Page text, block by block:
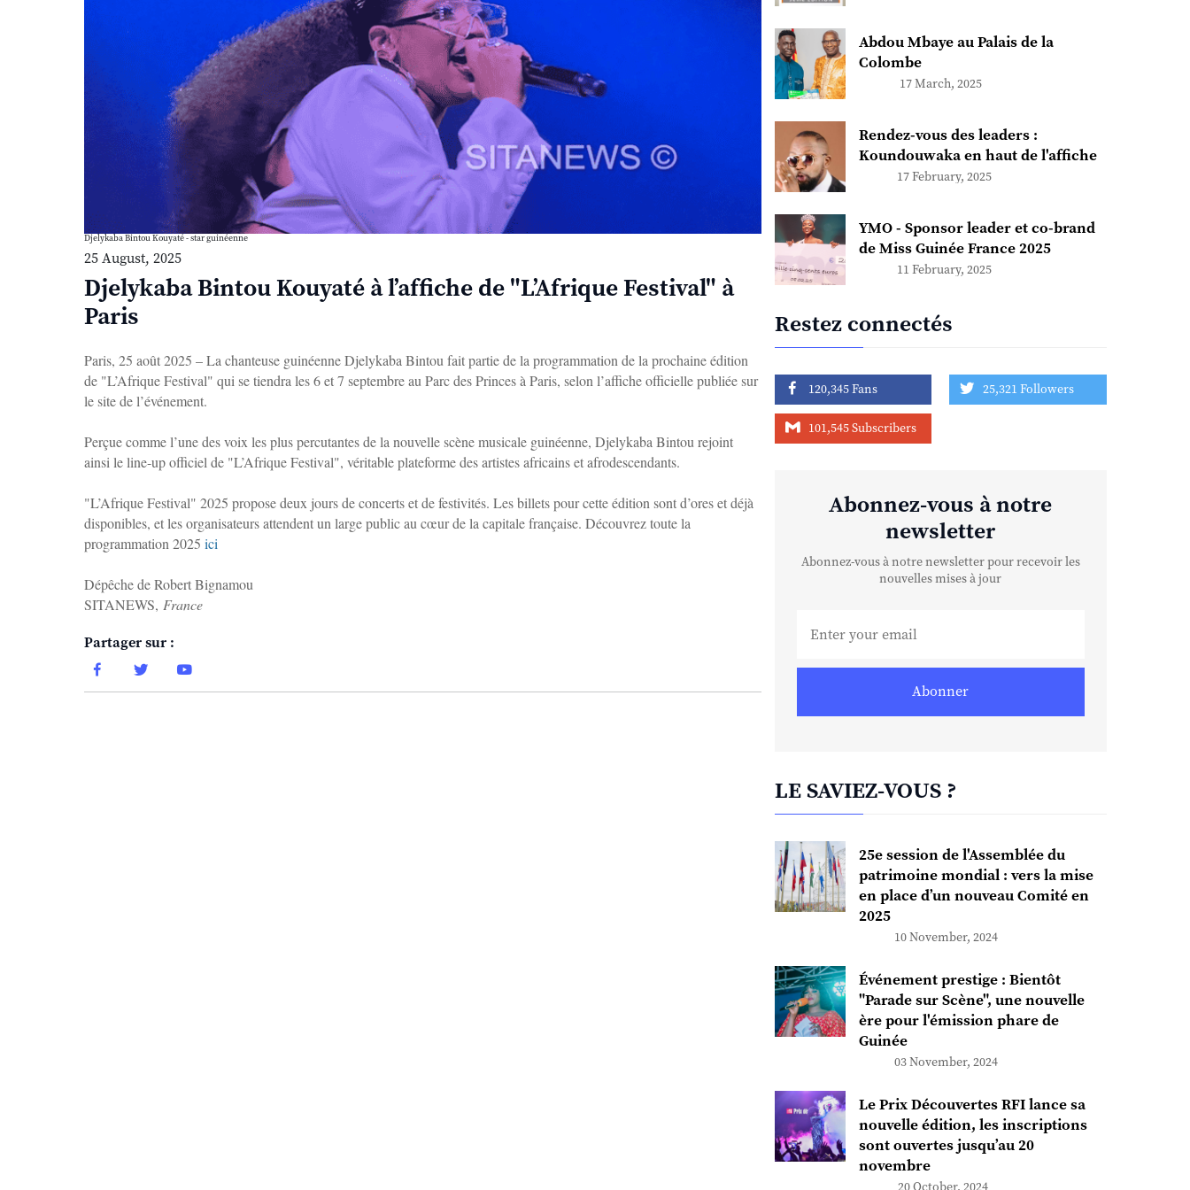
Djelykaba Bintou Kouyaté - star guinéenne
25 August, 2025
Djelykaba Bintou Kouyaté à l’affiche de "L’Afrique Festival" à
Paris
Paris, 25 août 2025 – La chanteuse guinéenne Djelykaba Bintou fait partie de la programmation de la prochaine édition
de "L’Afrique Festival" qui se tiendra les 6 et 7 septembre au Parc des Princes à Paris, selon l’affiche officielle publiée sur
le site de l’événement.
Perçue comme l’une des voix les plus percutantes de la nouvelle scène musicale guinéenne, Djelykaba Bintou rejoint
ainsi le line-up officiel de "L’Afrique Festival", véritable plateforme des artistes africains et afrodescendants.
"L’Afrique Festival" 2025 propose deux jours de concerts et de festivités. Les billets pour cette édition sont d’ores et déjà
disponibles, et les organisateurs attendent un large public au cœur de la capitale française. Découvrez toute la
programmation 2025 ici
Dépêche de Robert Bignamou
SITANEWS, France
Partager sur :
Abdou Mbaye au Palais de la
Colombe
17 March, 2025
Rendez-vous des leaders :
Koundouwaka en haut de l'affiche
17 February, 2025
YMO - Sponsor leader et co-brand
de Miss Guinée France 2025
11 February, 2025
Restez connectés
120,345 Fans 25,321 Followers
101,545 Subscribers
Abonnez-vous à notre
newsletter
Abonnez-vous à notre newsletter pour recevoir les
nouvelles mises à jour
Abonner
LE SAVIEZ-VOUS ?
25e session de l'Assemblée du
patrimoine mondial : vers la mise
en place d’un nouveau Comité en
2025
10 November, 2024
Événement prestige : Bientôt
"Parade sur Scène", une nouvelle
ère pour l'émission phare de
Guinée
03 November, 2024
Le Prix Découvertes RFI lance sa
nouvelle édition, les inscriptions
sont ouvertes jusqu’au 20
novembre